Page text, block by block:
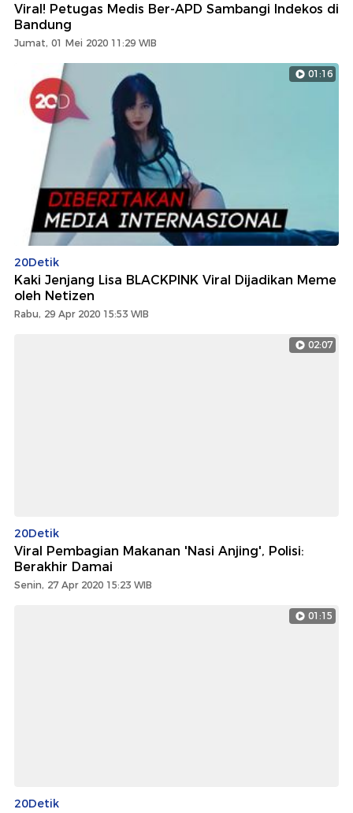
Viral! Petugas Medis Ber-APD Sambangi Indekos di
Bandung
Jumat, 01 Mei 2020 11:29 WIB
01:16
20Detik
Kaki Jenjang Lisa BLACKPINK Viral Dijadikan Meme
oleh Netizen
Rabu, 29 Apr 2020 15:53 WIB
02:07
20Detik
Viral Pembagian Makanan 'Nasi Anjing', Polisi:
Berakhir Damai
Senin, 27 Apr 2020 15:23 WIB
01:15
20Detik